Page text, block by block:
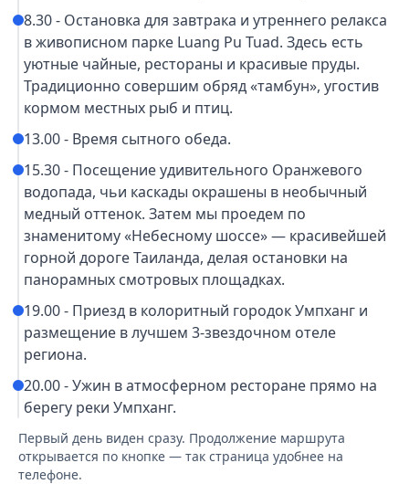
8.30 - Остановка для завтрака и утреннего релакса
в живописном парке Luang Pu Tuad. Здесь есть
уютные чайные, рестораны и красивые пруды.
Традиционно совершим обряд «тамбун», угостив
кормом местных рыб и птиц.
13.00 - Время сытного обеда.
15.30 - Посещение удивительного Оранжевого
водопада, чьи каскады окрашены в необычный
медный оттенок. Затем мы проедем по
знаменитому «Небесному шоссе» — красивейшей
горной дороге Таиланда, делая остановки на
панорамных смотровых площадках.
19.00 - Приезд в колоритный городок Умпханг и
размещение в лучшем 3-звездочном отеле
региона.
20.00 - Ужин в атмосферном ресторане прямо на
берегу реки Умпханг.
Первый день виден сразу. Продолжение маршрута
открывается по кнопке — так страница удобнее на
телефоне.